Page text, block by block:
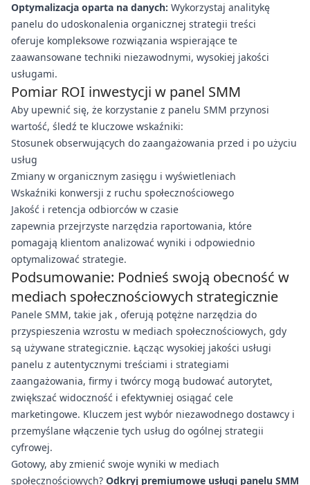
Optymalizacja oparta na danych: Wykorzystaj analitykę
panelu do udoskonalenia organicznej strategii treści
oferuje kompleksowe rozwiązania wspierające te
zaawansowane techniki niezawodnymi, wysokiej jakości
usługami.
Pomiar ROI inwestycji w panel SMM
Aby upewnić się, że korzystanie z panelu SMM przynosi
wartość, śledź te kluczowe wskaźniki:
Stosunek obserwujących do zaangażowania przed i po użyciu
usług
Zmiany w organicznym zasięgu i wyświetleniach
Wskaźniki konwersji z ruchu społecznościowego
Jakość i retencja odbiorców w czasie
zapewnia przejrzyste narzędzia raportowania, które
pomagają klientom analizować wyniki i odpowiednio
optymalizować strategie.
Podsumowanie: Podnieś swoją obecność w
mediach społecznościowych strategicznie
Panele SMM, takie jak , oferują potężne narzędzia do
przyspieszenia wzrostu w mediach społecznościowych, gdy
są używane strategicznie. Łącząc wysokiej jakości usługi
panelu z autentycznymi treściami i strategiami
zaangażowania, firmy i twórcy mogą budować autorytet,
zwiększać widoczność i efektywniej osiągać cele
marketingowe. Kluczem jest wybór niezawodnego dostawcy i
przemyślane włączenie tych usług do ogólnej strategii
cyfrowej.
Gotowy, aby zmienić swoje wyniki w mediach
społecznościowych? Odkryj premiumowe usługi panelu SMM